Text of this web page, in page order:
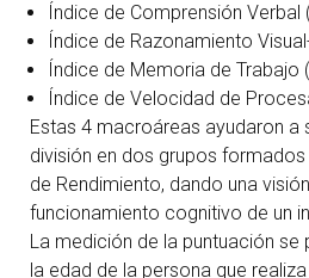
Índice de Comprensión Verbal
Índice de Razonamiento
Índice de Memoria de Trabajo
Índice de Velocidad de
Estas 4 macroáreas ayudaron a
división en dos grupos formados
de Rendimiento, dando una
funcionamiento cognitivo de un
La medición de la puntuación se
la edad de la persona que